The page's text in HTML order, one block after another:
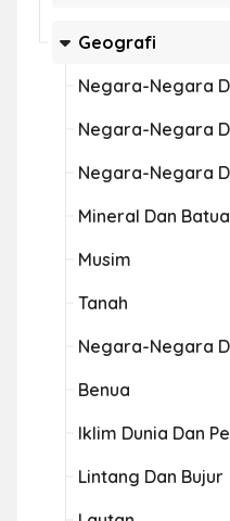
Geografi
Negara-Negara
Negara-Negara
Negara-Negara
Mineral Dan
Musim
Tanah
Negara-Negara
Benua
Iklim Dunia Dan
Lintang Dan Bujur